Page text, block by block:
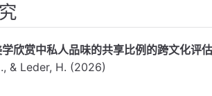
欣赏中私人品味的共享比例的跨文化评估
& Leder, H. (2026)